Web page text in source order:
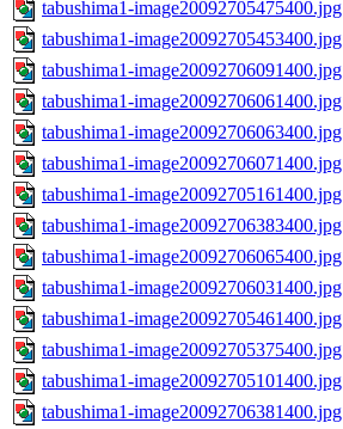
tabushima1-image20092705475400.jpg
tabushima1-image20092705453400.jpg
tabushima1-image20092706091400.jpg
tabushima1-image20092706061400.jpg
tabushima1-image20092706063400.jpg
tabushima1-image20092706071400.jpg
tabushima1-image20092705161400.jpg
tabushima1-image20092706383400.jpg
tabushima1-image20092706065400.jpg
tabushima1-image20092706031400.jpg
tabushima1-image20092705461400.jpg
tabushima1-image20092705375400.jpg
tabushima1-image20092705101400.jpg
tabushima1-image20092706381400.jpg